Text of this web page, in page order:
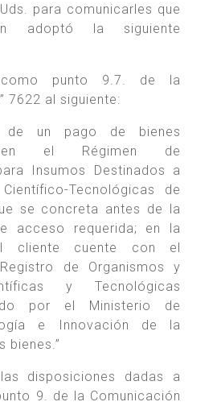
para comunicarles que
adoptó la siguiente
punto 9.7. de la
7622 al siguiente:
de un pago de bienes
en el Régimen de
Insumos Destinados a
Tecnológicas de
se concreta antes de la
acceso requerida; en la
cliente cuente con el
de Organismos y
y Tecnológicas
por el Ministerio de
e Innovación de la
bienes.”
disposiciones dadas a
9. de la Comunicación